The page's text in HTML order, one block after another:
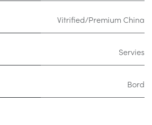
Vitrified/Premium China
Servies
Bord